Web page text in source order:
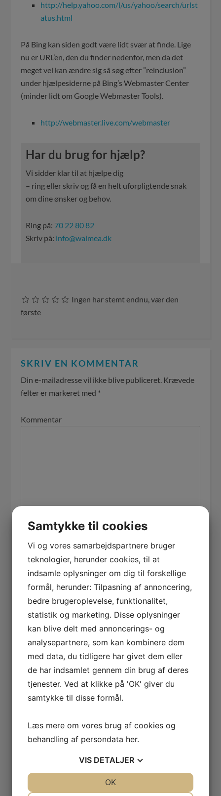
http://help.yahoo.com/l/us/yahoo/search/urlst
atus.html
På Bing kan siden godt være lidt svær at finde. Lige
nu er URL’en, den du finder nedenfor, men da det
meget vel kan ændre sig så søg efter ”reinclusion”
under hjælpesiderne på Bing’s Webmaster Center
(minder lidt om Google Webmaster Tools).
http://webmaster.live.com/webmaster
Har du brug for hjælp?
Vi sidder klar til at hjælpe dig
– ring eller skriv og få en helt uforpligtende snak
om dine ønsker og behov.
Ring på: 70 22 80 82
Skriv på: info@waimea.dk
Ingen har stemt endnu, vær den
første
SKRIV EN KOMMENTAR
Din e-mailadresse vil ikke blive publiceret. Krævede
felter er markeret med *
Kommentar
Afkryds for samtykke til, at vi behandler den data
du sender. Se voresprivatlivspolitikher.
Navn*
E-mail*
Websted
Samtykke til cookies
Vi og vores samarbejdspartnere bruger
teknologier, herunder cookies, til at
indsamle oplysninger om dig til forskellige
formål, herunder: Tilpasning af annoncering,
bedre brugeroplevelse, funktionalitet,
statistik og marketing. Disse oplysninger
kan blive delt med annoncerings- og
analysepartnere, som kan kombinere dem
med data, du tidligere har givet dem eller
de har indsamlet gennem din brug af deres
tjenester. Ved at klikke på 'OK' giver du
samtykke til disse formål.
Læs mere om vores brug af cookies og
behandling af persondata her.
VIS DETALJER
OK